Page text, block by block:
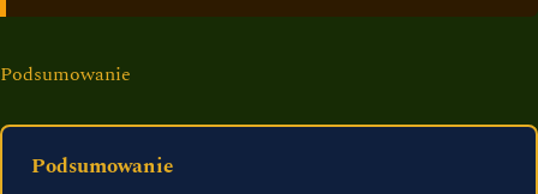
Podsumowanie
Podsumowanie